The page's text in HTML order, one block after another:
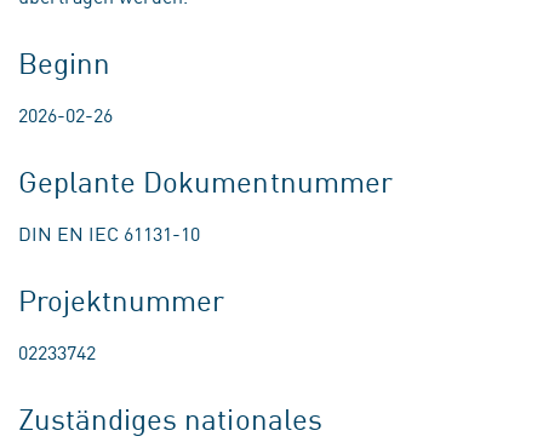
Beginn
2026-02-26
Geplante Dokumentnummer
DIN EN IEC 61131-10
Projektnummer
02233742
Zuständiges nationales